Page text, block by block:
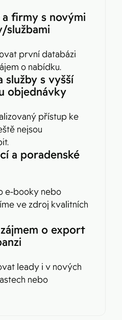
firmy s novými
službami
první databázi
o nabídku.
služby s vyšší
objednávky
přístup ke
nejsou
a poradenské
e-booky nebo
ve zdroj kvalitních
o export
leady i v nových
nebo